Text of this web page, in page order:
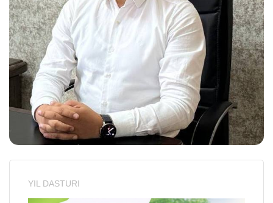
YIL DASTURI